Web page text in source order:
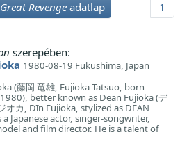
Revenge adatlap 1
szerepében:
1980-08-19 Fukushima, Japan
(藤岡 竜雄, Fujioka Tatsuo, born
better known as Dean Fujioka (デ
オカ, Dīn Fujioka, stylized as DEAN
a Japanese actor, singer-songwriter,
and film director. He is a talent of